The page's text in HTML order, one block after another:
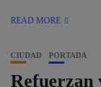
READ MORE
CIUDAD PORTADA
Refuerzan